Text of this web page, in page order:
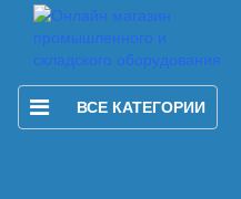
ВСЕ КАТЕГОРИИ